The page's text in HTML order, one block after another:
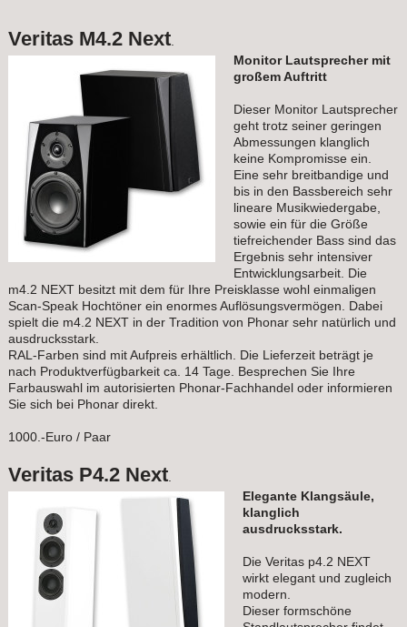
Veritas M4.2 Next.
Monitor Lautsprecher mit
großem Auftritt
Dieser Monitor Lautsprecher
geht trotz seiner geringen
Abmessungen klanglich
keine Kompromisse ein.
Eine sehr breitbandige und
bis in den Bassbereich sehr
lineare Musikwiedergabe,
sowie ein für die Größe
tiefreichender Bass sind das
Ergebnis sehr intensiver
Entwicklungsarbeit. Die
m4.2 NEXT besitzt mit dem für Ihre Preisklasse wohl einmaligen
Scan-Speak Hochtöner ein enormes Auflösungsvermögen. Dabei
spielt die m4.2 NEXT in der Tradition von Phonar sehr natürlich und
ausdrucksstark.
RAL-Farben sind mit Aufpreis erhältlich. Die Lieferzeit beträgt je
nach Produktverfügbarkeit ca. 14 Tage. Besprechen Sie Ihre
Farbauswahl im autorisierten Phonar-Fachhandel oder informieren
Sie sich bei Phonar direkt.
1000.-Euro / Paar
Veritas P4.2 Next.
Elegante Klangsäule,
klanglich
ausdrucksstark.
Die Veritas p4.2 NEXT
wirkt elegant und zugleich
modern.
Dieser formschöne